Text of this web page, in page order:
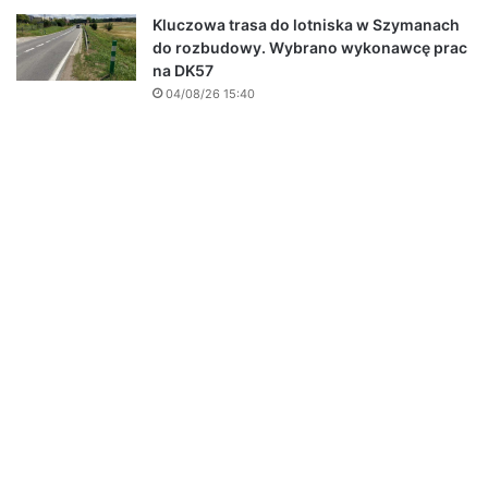
Kluczowa trasa do lotniska w Szymanach
do rozbudowy. Wybrano wykonawcę prac
na DK57
04/08/26 15:40